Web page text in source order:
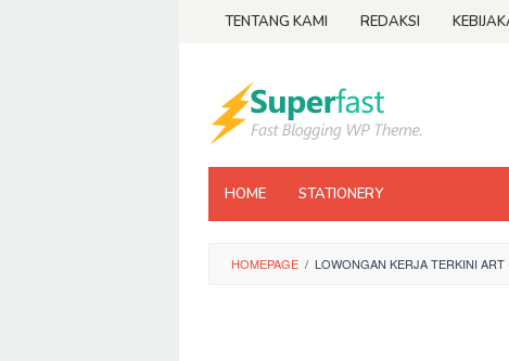
TENTANG KAMI REDAKSI
HOME STATIONERY
HOMEPAGE / LOWONGAN KERJA TERKINI